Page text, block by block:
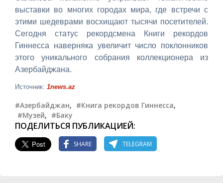
выставки во многих городах мира, где встречи с
этими шедеврами восхищают тысячи посетителей.
Сегодня статус рекордсмена Книги рекордов
Гиннесса наверняка увеличит число поклонников
этого уникального собрания коллекционера из
Азербайджана.
Источник: 1news.az
#Азербайджан, #Книга рекордов Гиннесса,
#Музей, #Баку
ПОДЕЛИТЬСЯ ПУБЛИКАЦИЕЙ:
SHARE TELEGRAM